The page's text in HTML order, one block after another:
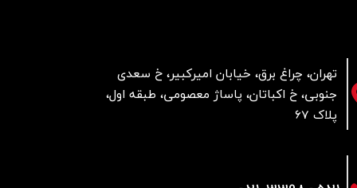
تهران، چراغ برق، خیابان امیرکبیر، خ سعدی
جنوبی، خ اکباتان، پاساژ معصومی، طبقه اول،
پلاک 67